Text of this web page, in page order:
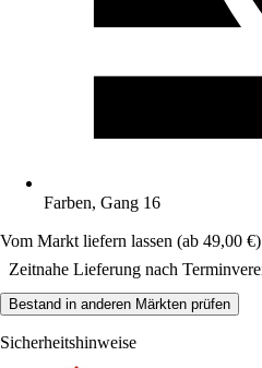
Farben, Gang 16
Vom Markt liefern lassen (ab 49,00 €)
Zeitnahe Lieferung nach
Bestand in anderen Märkten prüfen
Sicherheitshinweise